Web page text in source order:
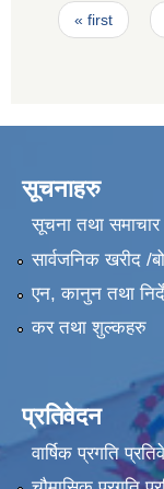
Pages
« first
सूचनाहरु
सूचना तथा समाचार
सार्वजनिक खरीद /
एन, कानुन तथा
कर तथा शुल्कहरु
प्रतिवेदन
वार्षिक प्रगति